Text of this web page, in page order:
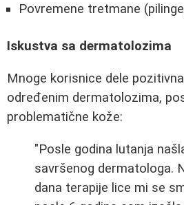
Povremene tretmane
Iskustva sa dermatolozima
Mnoge korisnice dele
određenim dermatolozima,
problematične kože:
"Posle godina lutanja
savršenog dermatologa.
dana terapije lice mi se